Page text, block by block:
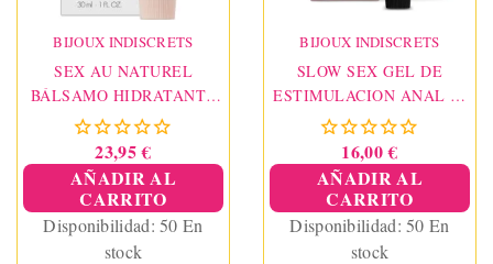
BIJOUX INDISCRETS
SEX AU NATUREL
BÁLSAMO HIDRATANTE
Y CALMANTE VAGINAL
30 ML
23,95 €
AÑADIR AL
CARRITO
Disponibilidad:50 En
stock
BIJOUX INDISCRETS
SLOW SEX GEL DE
ESTIMULACION ANAL 30
ML
16,00 €
AÑADIR AL
CARRITO
Disponibilidad:50 En
stock